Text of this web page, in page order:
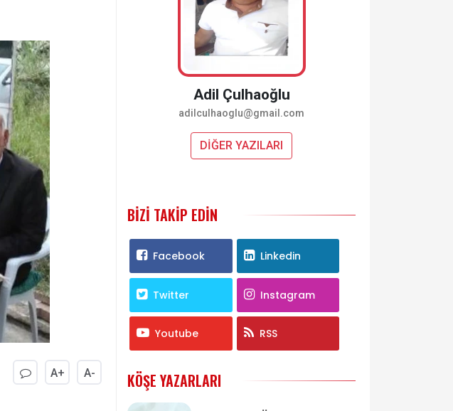
A+ A-
Adil Çulhaoğlu
adilculhaoglu@gmail.com
DİĞER YAZILARI
BIZI TAKIP EDIN
Facebook Linkedin
Twitter Instagram
Youtube RSS
KÖŞE YAZARLARI